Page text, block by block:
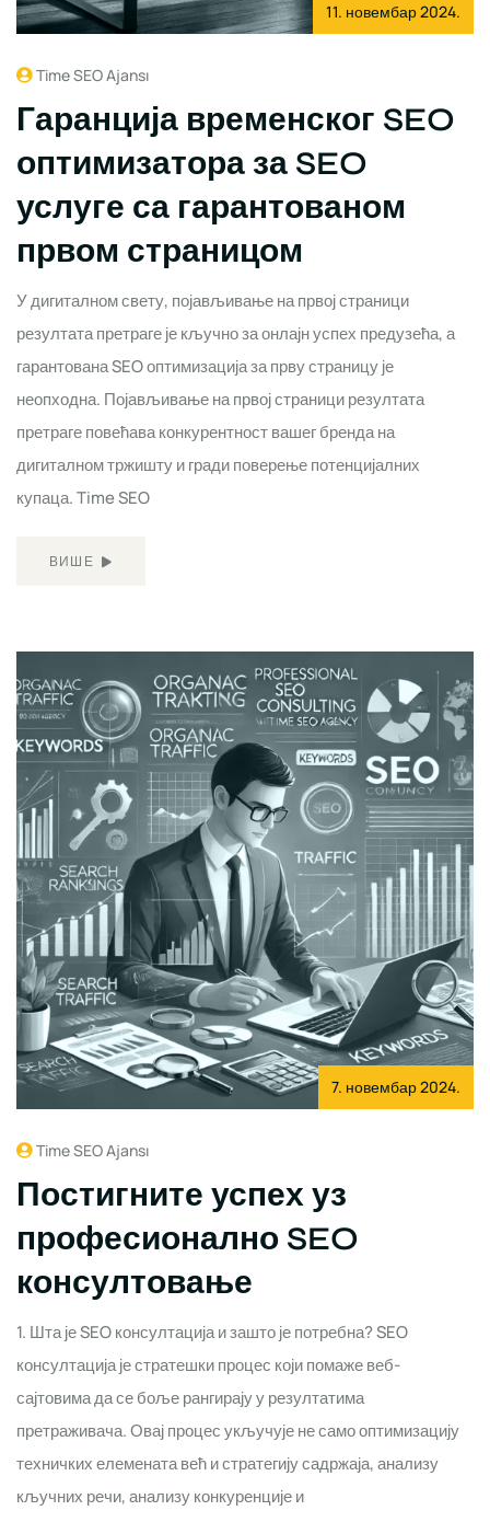
11. новембар 2024.
Time SEO Ajansı
Гаранција временског SEO
оптимизатора за SEO
услуге са гарантованом
првом страницом
У дигиталном свету, појављивање на првој страници
резултата претраге је кључно за онлајн успех предузећа, а
гарантована SEO оптимизација за прву страницу је
неопходна. Појављивање на првој страници резултата
претраге повећава конкурентност вашег бренда на
дигиталном тржишту и гради поверење потенцијалних
купаца. Time SEO
ВИШЕ
7. новембар 2024.
Time SEO Ajansı
Постигните успех уз
професионално SEO
консултовање
1. Шта је SEO консултација и зашто је потребна? SEO
консултација је стратешки процес који помаже веб-
сајтовима да се боље рангирају у резултатима
претраживача. Овај процес укључује не само оптимизацију
техничких елемената већ и стратегију садржаја, анализу
кључних речи, анализу конкуренције и